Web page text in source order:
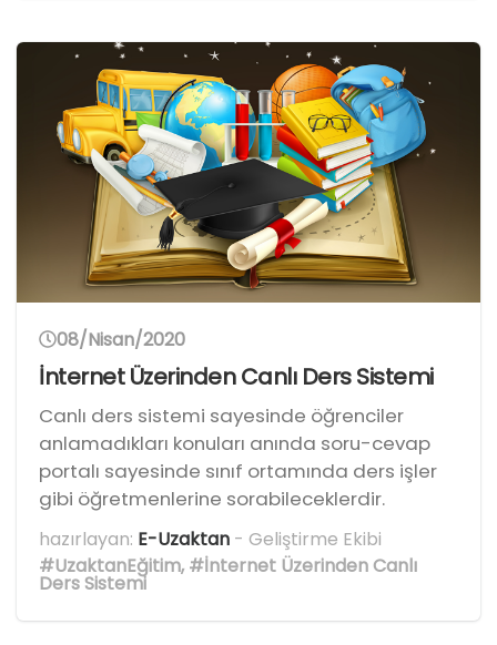
08/Nisan/2020
İnternet Üzerinden Canlı Ders Sistemi
Canlı ders sistemi sayesinde öğrenciler
anlamadıkları konuları anında soru-cevap
portalı sayesinde sınıf ortamında ders işler
gibi öğretmenlerine sorabileceklerdir.
hazırlayan: E-Uzaktan - Geliştirme Ekibi
#UzaktanEğitim,#İnternet Üzerinden Canlı
Ders Sistemi